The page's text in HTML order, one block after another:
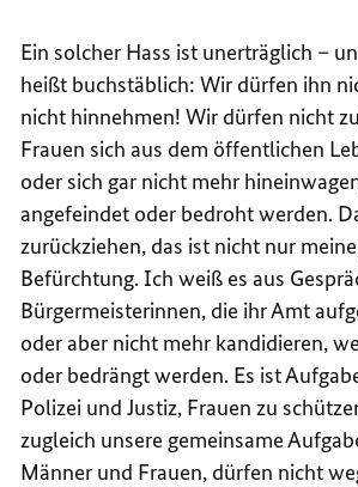
Ein solcher Hass ist unerträglich –
heißt buchstäblich: Wir dürfen ihn
nicht hinnehmen! Wir dürfen nicht
Frauen sich aus dem öffentlichen
oder sich gar nicht mehr
angefeindet oder bedroht werden.
zurückziehen, das ist nicht nur
Befürchtung. Ich weiß es aus
Bürgermeisterinnen, die ihr Amt
oder aber nicht mehr kandidieren,
oder bedrängt werden. Es ist
Polizei und Justiz, Frauen zu
zugleich unsere gemeinsame
Männer und Frauen, dürfen nicht